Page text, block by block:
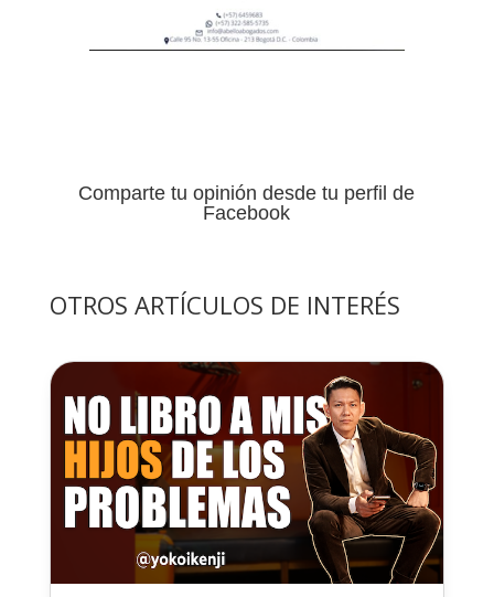
Comparte tu opinión desde tu perfil de
Facebook
OTROS ARTÍCULOS DE INTERÉS